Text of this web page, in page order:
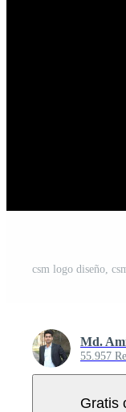
Md.
55.957
Gratis